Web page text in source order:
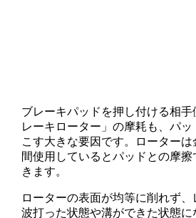
ブレーキパッドを押し付ける相
レーキローター」の摩耗も、パ
こす大きな要因です。ローター
間使用しているとパッドとの摩
きます。
ローターの表面が均等に削れず
波打った状態や溝ができた状態